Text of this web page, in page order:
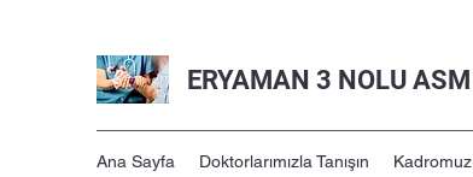
ERYAMAN 3 NOLU ASM
Ana Sayfa Doktorlarımızla Tanışın Kadromuz